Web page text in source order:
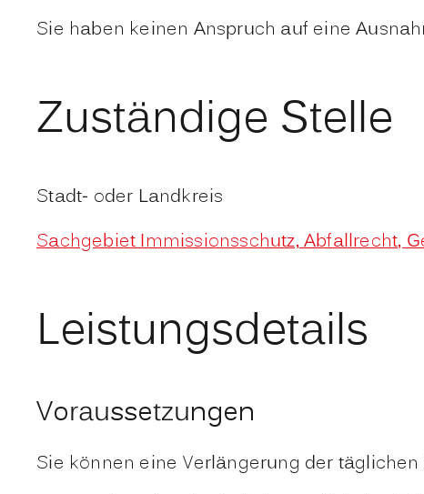
Sie haben keinen Anspruch auf eine
Zuständige Stelle
Stadt- oder Landkreis
Sachgebiet Immissionsschutz, Abfallrecht,
Leistungsdetails
Voraussetzungen
Sie können eine Verlängerung der